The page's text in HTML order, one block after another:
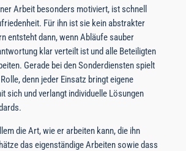
Arbeit besonders motiviert, ist schnell
Für ihn ist sie kein abstrakter
entsteht dann, wenn Abläufe sauber
klar verteilt ist und alle Beteiligten
Gerade bei den Sonderdiensten spielt
denn jeder Einsatz bringt eigene
sich und verlangt individuelle Lösungen
die Art, wie er arbeiten kann, die ihn
das eigenständige Arbeiten sowie dass